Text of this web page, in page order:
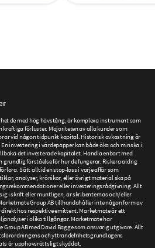
de med hög hävstång, är komplexa instrument som
kraftiga förluster. Majoriteten av alla kunder som
vid någon tidpunkt kapital. Historisk avkastning är
investering i värdepapper kan både öka och minska i
det investerade kapitalet. Handla enbart med
förståelse för hur de fungerar. Riskera aldrig
Sätt alltid en stop-loss i varje affär som
analyser, krönikor, eller övrigt material ska på
eller investeringsrådgivning. Allt
i skrift eller muntligen, är skribenternas och/eller
Group AB tillhandahåller inte någon form av
hos respektive emittent. Marketmate är ett
i olika tillgångar. Marketmate har
AB med David Bagge som ansvarig utgivare. Allt
och yttrandefrihetsgrundlagens
är upphovsrättsligt skyddat.